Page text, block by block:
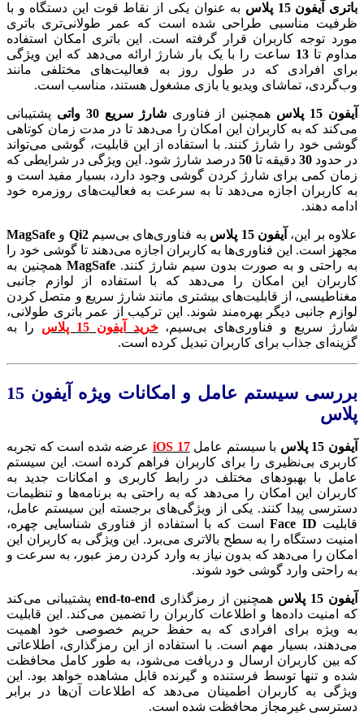
باتری آیفون 15 پلاس
به عنوان یکی از نقاط قوت این دستگاه و با
ظرفیت مناسبی طراحی شده است که عمر طولانی‌تری باتری
مورد توجه کاربران قرار گرفته است. این باتری امکان استفاده
مداوم تا13 ساعت را با یک بار شارژ ارائه می‌دهد که این ویژگی
برای افرادی که در طول روز به فعالیت‌های مختلفی مانند
وب‌گردی، تماشای ویدیو یا بازی مشغول هستند، مناسب است.
آیفون 15 پلاس همچنین از فناوریشارژ سریع 30 واتی
پشتیبانی
می‌کند که به کاربران این امکان را می‌دهد تا در مدت زمان کوتاهی
گوشی خود را شارژ کنند. با استفاده از این قابلیت، گوشی می‌تواند
در حدود30 دقیقه تا50 درصد شارژ شود. این ویژگی در شرایطی که
زمان کمی برای شارژ کردن گوشی وجود دارد، بسیار مفید است و
به کاربران اجازه می‌دهد تا به سرعت به فعالیت‌های روزمره خود
ادامه دهند.
علاوه بر این، آیفون 15 پلاس به فناوری‌های بی‌سیمQi2 و MagSafe
مجهز است. این فناوری‌ها به کاربران اجازه می‌دهند تا گوشی خود را
به راحتی و به صورت بدون سیم شارژ کنند. MagSafe همچنین به
کاربران این امکان را می‌دهد که با استفاده از لوازم جانبی
مغناطیسی، از قابلیت‌های بیشتری مانند شارژ سریع و متصل کردن
لوازم جانبی دیگر بهره‌مند شوند. این ترکیب از عمر باتری طولانی،
شارژ سریع و فناوری‌های بی‌سیم،خرید آیفون 15 پلاس
را به
گزینه‌ای جذاب برای کاربران تبدیل کرده است.
بررسی سیستم عامل و امکانات ویژه آیفون 15
پلاس
آیفون 15 پلاس با سیستم عاملiOS 17 عرضه شده است که تجربه
کاربری بی‌نظیری را برای کاربران فراهم کرده است. این سیستم
عامل با بهبودهای مختلف در رابط کاربری و امکانات جدید به
کاربران این امکان را می‌دهد که به راحتی به برنامه‌ها و تنظیمات
دسترسی پیدا کنند. یکی از ویژگی‌های برجسته این سیستم عامل،
قابلیت Face IDاست که با استفاده از فناوری شناسایی چهره،
امنیت دستگاه را به سطح بالاتری می‌برد. این ویژگی به کاربران این
امکان را می‌دهد که بدون نیاز به وارد کردن رمز عبور، به سرعت و
به راحتی وارد گوشی خود شوند.
آیفون 15 پلاس همچنین از رمزگذاری end-to-end پشتیبانی می‌کند
که امنیت داده‌ها و اطلاعات کاربران را تضمین می‌کند. این قابلیت
به ویژه برای افرادی که به حفظ حریم خصوصی خود اهمیت
می‌دهند، بسیار مهم است. با استفاده از این رمزگذاری، اطلاعاتی
که بین کاربران ارسال و دریافت می‌شود، به طور کامل محافظت
شده و تنها توسط فرستنده و گیرنده قابل مشاهده خواهد بود. این
ویژگی به کاربران اطمینان می‌دهد که اطلاعات آن‌ها در برابر
دسترسی غیرمجاز محافظت شده است.